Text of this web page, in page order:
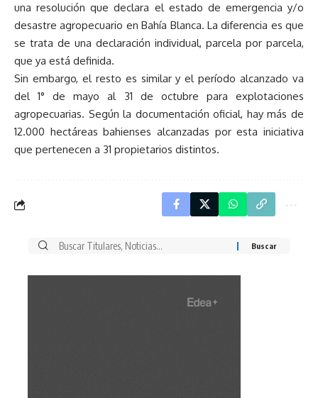
una resolución que declara el estado de emergencia y/o
desastre agropecuario en Bahía Blanca. La diferencia es que
se trata de una declaración individual, parcela por parcela,
que ya está definida.
Sin embargo, el resto es similar y el período alcanzado va
del 1° de mayo al 31 de octubre para explotaciones
agropecuarias. Según la documentación oficial, hay más de
12.000 hectáreas bahienses alcanzadas por esta iniciativa
que pertenecen a 31 propietarios distintos.
Buscar